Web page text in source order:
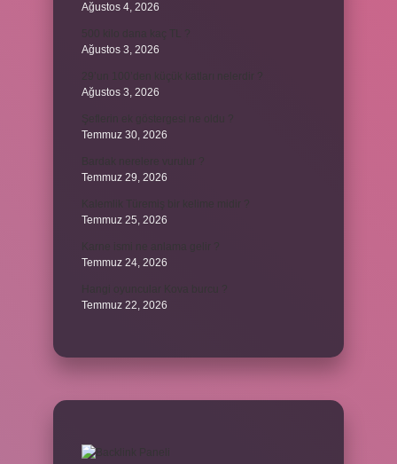
Ağustos 4, 2026
Ağustos 3, 2026
Ağustos 3, 2026
Temmuz 30, 2026
Temmuz 29, 2026
Temmuz 25, 2026
Temmuz 24, 2026
Temmuz 22, 2026